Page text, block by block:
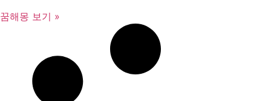
꿈해몽 보기 »